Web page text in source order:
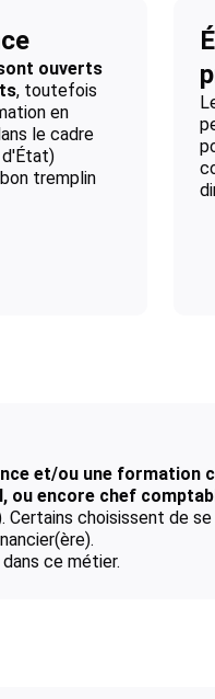
ouverts
, toutefois
en
le cadre
d'État)
tremplin
et/ou une formation
ou encore chef
choisissent de
ce métier.